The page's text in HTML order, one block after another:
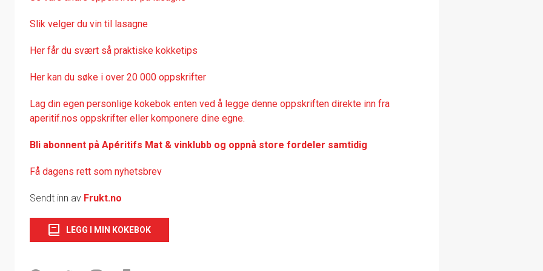
Slik velger du vin til lasagne
Her får du svært så praktiske kokketips
Her kan du søke i over 20 000 oppskrifter
Lag din egen personlige kokebok enten ved å legge denne oppskriften direkte inn fra
aperitif.nos oppskrifter eller komponere dine egne.
Bli abonnent på Apéritifs Mat & vinklubb og oppnå store fordeler samtidig
Få dagens rett som nyhetsbrev
Sendt inn av Frukt.no
LEGG I MIN KOKEBOK